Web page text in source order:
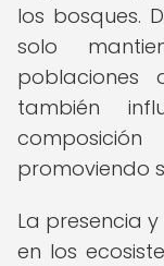
los bosques.
solo
poblaciones
también
promoviendo
La presencia
en los